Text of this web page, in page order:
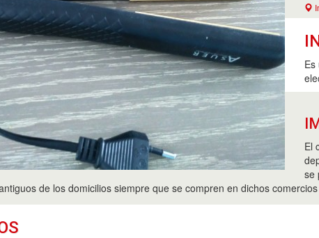
El
se
de los domicilios siempre que se compren en dichos